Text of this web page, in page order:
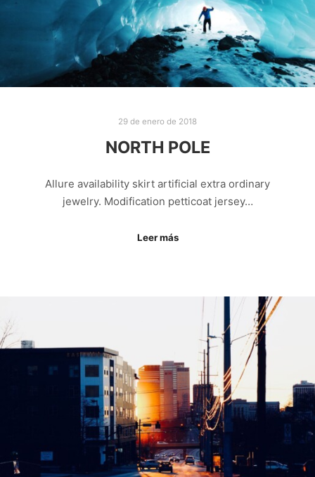
29 de enero de 2018
NORTH POLE
Allure availability skirt artificial extra ordinary
jewelry. Modification petticoat jersey…
Leer más